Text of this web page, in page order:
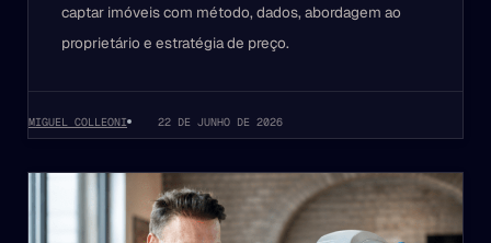
captar imóveis com método, dados, abordagem ao
proprietário e estratégia de preço.
MIGUEL COLLEONI 22 DE JUNHO DE 2026